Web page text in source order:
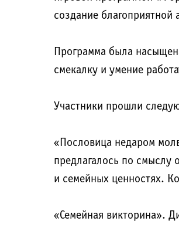
создание благоприятной
Программа была
смекалку и умение
Участники прошли
«Пословица недаром
предлагалось по смыслу
и семейных ценностях.
«Семейная викторина».